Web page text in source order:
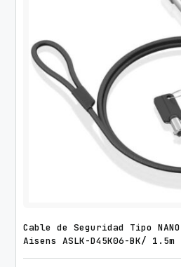
Cable de Seguridad Tipo
Aisens ASLK-D45K06-BK/ 1.5m